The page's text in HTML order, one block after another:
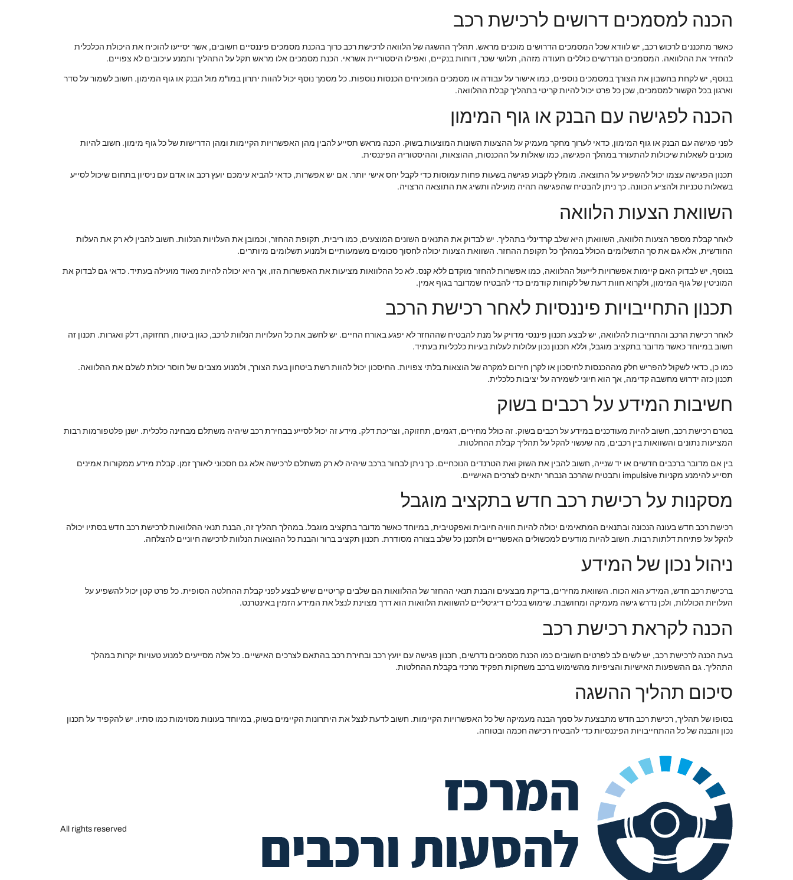
הכנה למסמכים דרושים לרכישת רכב
כאשר מתכננים לרכוש רכב, יש לוודא שכל המסמכים הדרושים מוכנים מראש. תהליך ההשגה של הלוואה לרכישת רכב כרוך בהכנת מסמכים פיננסיים חשובים, אשר יסייעו להוכיח את היכולת הכלכלית
להחזיר את ההלוואה. המסמכים הנדרשים כוללים תעודה מזהה, תלושי שכר, דוחות בנקיים, ואפילו היסטוריית אשראי. הכנת מסמכים אלו מראש תקל על התהליך ותמנע עיכובים לא צפויים.
בנוסף, יש לקחת בחשבון את הצורך במסמכים נוספים, כמו אישור על עבודה או מסמכים המוכיחים הכנסות נוספות. כל מסמך נוסף יכול להוות יתרון במו"מ מול הבנק או גוף המימון. חשוב לשמור על סדר
וארגון בכל הקשור למסמכים, שכן כל פרט יכול להיות קריטי בתהליך קבלת ההלוואה.
הכנה לפגישה עם הבנק או גוף המימון
לפני פגישה עם הבנק או גוף המימון, כדאי לערוך מחקר מעמיק על ההצעות השונות המוצעות בשוק. הכנה מראש תסייע להבין מהן האפשרויות הקיימות ומהן הדרישות של כל גוף מימון. חשוב להיות
מוכנים לשאלות שיכולות להתעורר במהלך הפגישה, כמו שאלות על ההכנסות, ההוצאות, וההיסטוריה הפיננסית.
תכנון הפגישה עצמו יכול להשפיע על התוצאה. מומלץ לקבוע פגישה בשעות פחות עמוסות כדי לקבל יחס אישי יותר. אם יש אפשרות, כדאי להביא עימכם יועץ רכב או אדם עם ניסיון בתחום שיכול לסייע
בשאלות טכניות ולהציע הכוונה. כך ניתן להבטיח שהפגישה תהיה מועילה ותשיג את התוצאה הרצויה.
השוואת הצעות הלוואה
לאחר קבלת מספר הצעות הלוואה, השוואתן היא שלב קרדינלי בתהליך. יש לבדוק את התנאים השונים המוצעים, כמו ריבית, תקופת ההחזר, וכמובן את העלויות הנלוות. חשוב להבין לא רק את העלות
החודשית, אלא גם את סך התשלומים הכולל במהלך כל תקופת ההחזר. השוואת הצעות יכולה לחסוך סכומים משמעותיים ולמנוע תשלומים מיותרים.
בנוסף, יש לבדוק האם קיימות אפשרויות לייעול ההלוואה, כמו אפשרות להחזר מוקדם ללא קנס. לא כל ההלוואות מציעות את האפשרות הזו, אך היא יכולה להיות מאוד מועילה בעתיד. כדאי גם לבדוק את
המוניטין של גוף המימון, ולקרוא חוות דעת של לקוחות קודמים כדי להבטיח שמדובר בגוף אמין.
תכנון התחייבויות פיננסיות לאחר רכישת הרכב
לאחר רכישת הרכב והתחייבות להלוואה, יש לבצע תכנון פיננסי מדויק על מנת להבטיח שההחזר לא יפגע באורח החיים. יש לחשב את כל העלויות הנלוות לרכב, כגון ביטוח, תחזוקה, דלק ואגרות. תכנון זה
חשוב במיוחד כאשר מדובר בתקציב מוגבל, וללא תכנון נכון עלולות לעלות בעיות כלכליות בעתיד.
כמו כן, כדאי לשקול להפריש חלק מההכנסות לחיסכון או לקרן חירום למקרה של הוצאות בלתי צפויות. החיסכון יכול להוות רשת ביטחון בעת הצורך, ולמנוע מצבים של חוסר יכולת לשלם את ההלוואה.
תכנון כזה ידרוש מחשבה קדימה, אך הוא חיוני לשמירה על יציבות כלכלית.
חשיבות המידע על רכבים בשוק
בטרם רכישת רכב, חשוב להיות מעודכנים במידע על רכבים בשוק. זה כולל מחירים, דגמים, תחזוקה, וצריכת דלק. מידע זה יכול לסייע בבחירת רכב שיהיה משתלם מבחינה כלכלית. ישנן פלטפורמות רבות
המציעות נתונים והשוואות בין רכבים, מה שעשוי להקל על תהליך קבלת ההחלטות.
בין אם מדובר ברכבים חדשים או יד שנייה, חשוב להבין את השוק ואת הטרנדים הנוכחיים. כך ניתן לבחור ברכב שיהיה לא רק משתלם לרכישה אלא גם חסכוני לאורך זמן. קבלת מידע ממקורות אמינים
תסייע להימנע מקניות impulsive ותבטיח שהרכב הנבחר יתאים לצרכים האישיים.
מסקנות על רכישת רכב חדש בתקציב מוגבל
רכישת רכב חדש בעונה הנכונה ובתנאים המתאימים יכולה להיות חוויה חיובית ואפקטיבית, במיוחד כאשר מדובר בתקציב מוגבל. במהלך תהליך זה, הבנת תנאי ההלוואות לרכישת רכב חדש בסתיו יכולה
להקל על פתיחת דלתות רבות. חשוב להיות מודעים למכשולים האפשריים ולתכנן כל שלב בצורה מסודרת. תכנון תקציב ברור והבנת כל ההוצאות הנלוות לרכישה חיוניים להצלחה.
ניהול נכון של המידע
ברכישת רכב חדש, המידע הוא הכוח. השוואת מחירים, בדיקת מבצעים והבנת תנאי ההחזר של ההלוואות הם שלבים קריטיים שיש לבצע לפני קבלת ההחלטה הסופית. כל פרט קטן יכול להשפיע על
העלויות הכוללות, ולכן נדרש גישה מעמיקה ומחושבת. שימוש בכלים דיגיטליים להשוואת הלוואות הוא דרך מצוינת לנצל את המידע הזמין באינטרנט.
הכנה לקראת רכישת רכב
בעת הכנה לרכישת רכב, יש לשים לב לפרטים חשובים כמו הכנת מסמכים נדרשים, תכנון פגישה עם יועץ רכב ובחירת רכב בהתאם לצרכים האישיים. כל אלה מסייעים למנוע טעויות יקרות במהלך
התהליך. גם ההשפעות האישיות והציפיות מהשימוש ברכב משחקות תפקיד מרכזי בקבלת ההחלטות.
סיכום תהליך ההשגה
בסופו של תהליך, רכישת רכב חדש מתבצעת על סמך הבנה מעמיקה של כל האפשרויות הקיימות. חשוב לדעת לנצל את היתרונות הקיימים בשוק, במיוחד בעונות מסוימות כמו סתיו. יש להקפיד על תכנון
נכון והבנה של כל ההתחייבויות הפיננסיות כדי להבטיח רכישה חכמה ובטוחה.
All rights reserved